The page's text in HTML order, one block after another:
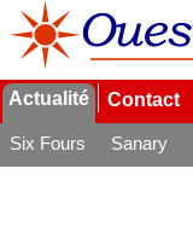
Actualité Contact
Six Fours Sanary